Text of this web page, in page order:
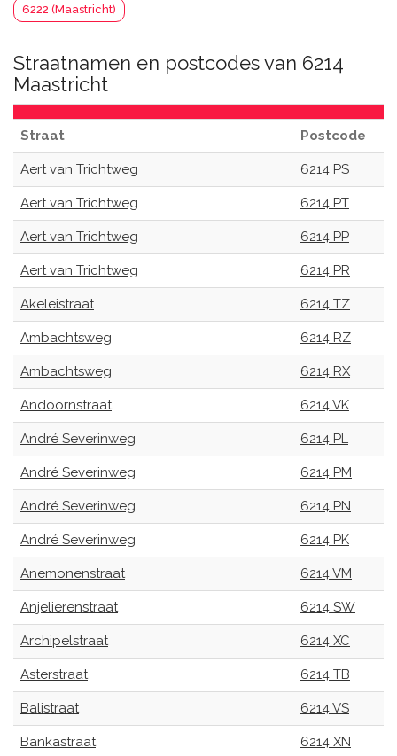
6222 (Maastricht)
Straatnamen en postcodes van 6214
Maastricht
Straat Postcode
Aert van Trichtweg 6214 PS
Aert van Trichtweg 6214 PT
Aert van Trichtweg 6214 PP
Aert van Trichtweg 6214 PR
Akeleistraat 6214 TZ
Ambachtsweg 6214 RZ
Ambachtsweg 6214 RX
Andoornstraat 6214 VK
André Severinweg 6214 PL
André Severinweg 6214 PM
André Severinweg 6214 PN
André Severinweg 6214 PK
Anemonenstraat 6214 VM
Anjelierenstraat 6214 SW
Archipelstraat 6214 XC
Asterstraat 6214 TB
Balistraat 6214 VS
Bankastraat 6214 XN